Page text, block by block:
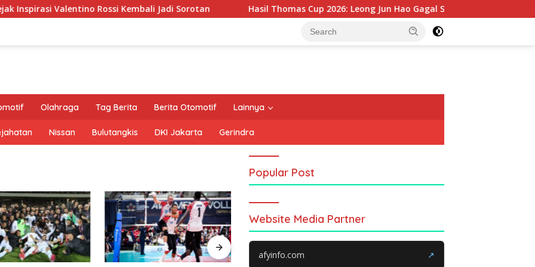
Valentino Rossi Kembali Jadi Sorotan Hasil Thomas Cup 2026: Leong Jun Hao Gagal Sumbang Poin, Malaysia
Olahraga Tag Berita Berita Otomotif Lainnya
Nissan Bulutangkis DKI Jakarta Gerindra
Popular Post
Website Media Partner
afyinfo.com ↗